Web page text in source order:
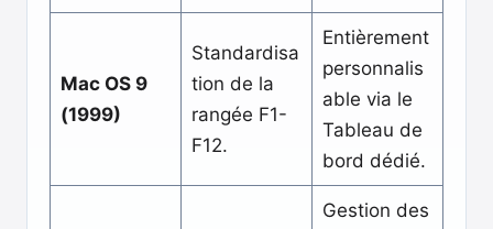
Mac OS 9
(1999)
Standardisa
tion de la
rangée F1-
F12.
Entièrement
personnalis
able via le
Tableau de
bord dédié.
Gestion des